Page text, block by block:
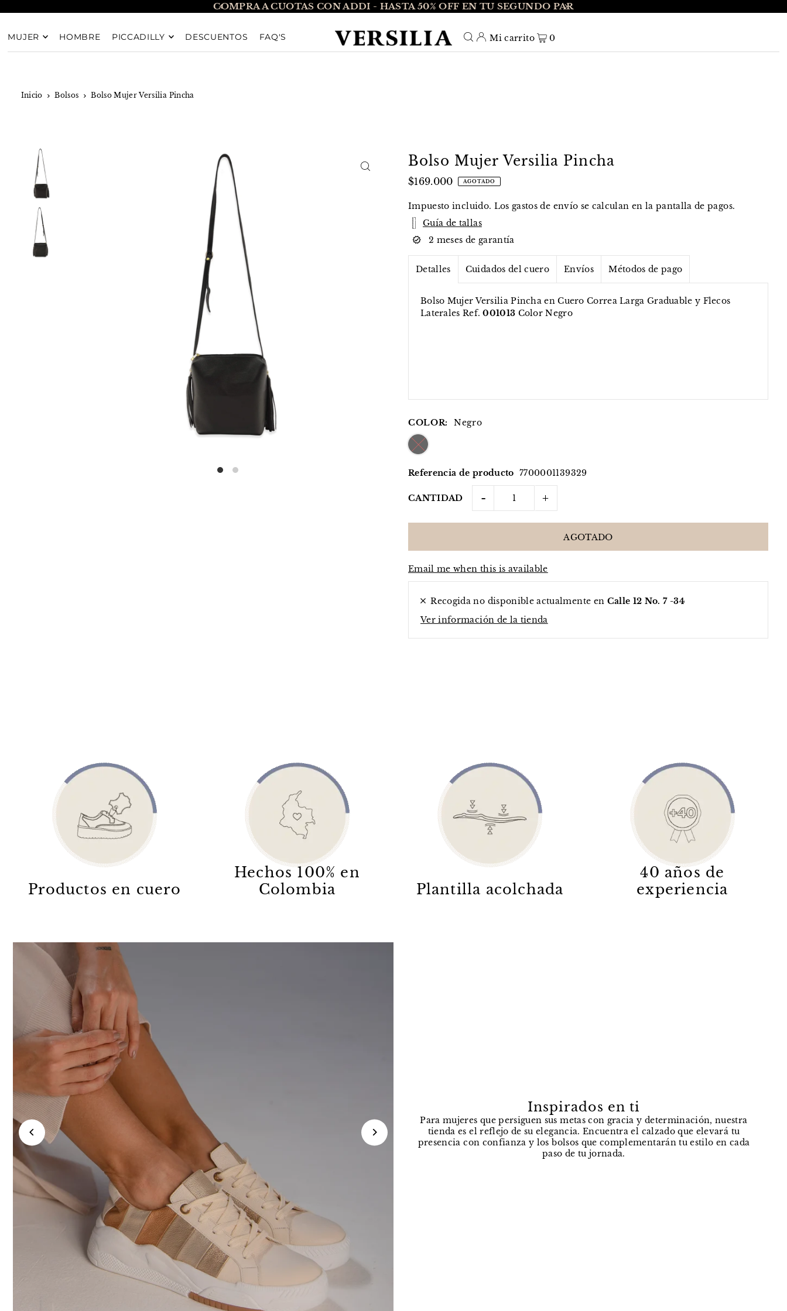
TRANSLATION MISSING: ES.ACCESSIBILITY.SKIP_TO_TEXT
COMPRA A CUOTAS CON ADDI - HASTA 50% OFF EN TU SEGUNDO PAR
MUJER HOMBRE PICCADILLY DESCUENTOS FAQ'S Mi carrito 0
Inicio Bolsos Bolso Mujer Versilia Pincha
Bolso Mujer Versilia Pincha
$169.000 AGOTADO
Impuesto incluido. Los gastos de envío se calculan en la pantalla de pagos.
Guía de tallas
2 meses de garantía
Detalles Cuidados del cuero Envíos Métodos de pago
Bolso Mujer Versilia Pincha en Cuero Correa Larga Graduable y Flecos
Laterales Ref.001013 Color Negro
COLOR: Negro
Referencia de producto 7700001139329
CANTIDAD - +
Email me when this is available
Recogida no disponible actualmente en Calle 12 No. 7 -34
Ver información de la tienda
Productos en cuero
Hechos 100% en
Colombia
Plantilla acolchada
40 años de
experiencia
Inspirados en ti
Para mujeres que persiguen sus metas con gracia y determinación, nuestra
tienda es el reflejo de su elegancia. Encuentra el calzado que elevará tu
presencia con confianza y los bolsos que complementarán tu estilo en cada
paso de tu jornada.